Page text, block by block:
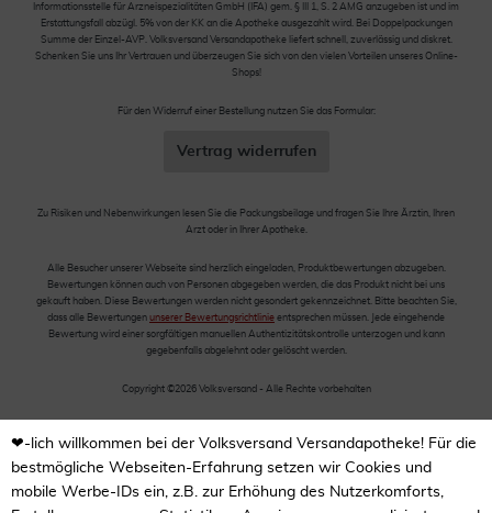
Informationsstelle für Arzneispezialitäten GmbH (IFA) gem. § III 1, S. 2 AMG anzugeben ist und im
Erstattungsfall abzügl. 5% von der KK an die Apotheke ausgezahlt wird. Bei Doppelpackungen
Summe der Einzel-AVP. Volksversand Versandapotheke liefert schnell, zuverlässig und diskret.
Schenken Sie uns Ihr Vertrauen und überzeugen Sie sich von den vielen Vorteilen unseres Online-
Shops!
Für den Widerruf einer Bestellung nutzen Sie das Formular:
Vertrag widerrufen
Zu Risiken und Nebenwirkungen lesen Sie die Packungsbeilage und fragen Sie Ihre Ärztin, Ihren
Arzt oder in Ihrer Apotheke.
Alle Besucher unserer Webseite sind herzlich eingeladen, Produktbewertungen abzugeben.
Bewertungen können auch von Personen abgegeben werden, die das Produkt nicht bei uns
gekauft haben. Diese Bewertungen werden nicht gesondert gekennzeichnet. Bitte beachten Sie,
dass alle Bewertungen unserer Bewertungsrichtlinie entsprechen müssen. Jede eingehende
Bewertung wird einer sorgfältigen manuellen Authentizitätskontrolle unterzogen und kann
gegebenfalls abgelehnt oder gelöscht werden.
Copyright ©2026 Volksversand - Alle Rechte vorbehalten
❤-lich willkommen bei der Volksversand Versandapotheke! Für die
bestmögliche Webseiten-Erfahrung setzen wir Cookies und
mobile Werbe-IDs ein, z.B. zur Erhöhung des Nutzerkomforts,